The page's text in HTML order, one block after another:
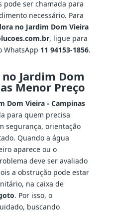
pode ser chamada para
necessário. Para
no Jardim Dom Vieira
, ligue para
WhatsApp 11 94153-1856.
Jardim Dom
Menor Preço
Dom Vieira - Campinas
para quem precisa
segurança, orientação
Quando a água
aparece ou o
deve ser avaliado
a obstrução pode estar
na caixa de
. Por isso, o
buscando